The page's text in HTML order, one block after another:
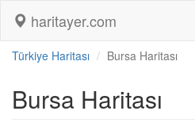
haritayer.com
Türkiye Haritası Bursa Haritası
Bursa Haritası